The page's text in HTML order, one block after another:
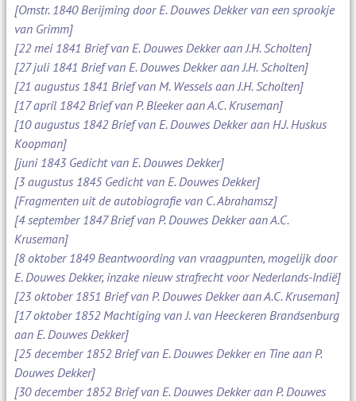
[Omstr. 1840 Berijming door E. Douwes Dekker van een sprookje
van Grimm]
[22 mei 1841 Brief van E. Douwes Dekker aan J.H. Scholten]
[27 juli 1841 Brief van E. Douwes Dekker aan J.H. Scholten]
[21 augustus 1841 Brief van M. Wessels aan J.H. Scholten]
[17 april 1842 Brief van P. Bleeker aan A.C. Kruseman]
[10 augustus 1842 Brief van E. Douwes Dekker aan H.J. Huskus
Koopman]
[juni 1843 Gedicht van E. Douwes Dekker]
[3 augustus 1845 Gedicht van E. Douwes Dekker]
[Fragmenten uit de autobiografie van C. Abrahamsz]
[4 september 1847 Brief van P. Douwes Dekker aan A.C.
Kruseman]
[8 oktober 1849 Beantwoording van vraagpunten, mogelijk door
E. Douwes Dekker, inzake nieuw strafrecht voor Nederlands-Indië]
[23 oktober 1851 Brief van P. Douwes Dekker aan A.C. Kruseman]
[17 oktober 1852 Machtiging van J. van Heeckeren Brandsenburg
aan E. Douwes Dekker]
[25 december 1852 Brief van E. Douwes Dekker en Tine aan P.
Douwes Dekker]
[30 december 1852 Brief van E. Douwes Dekker aan P. Douwes